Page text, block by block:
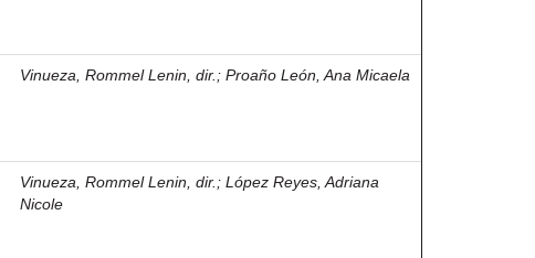
Vinueza, Rommel Lenin, dir. ; Proaño León, Ana Micaela
Vinueza, Rommel Lenin, dir. ; López Reyes, Adriana
Nicole